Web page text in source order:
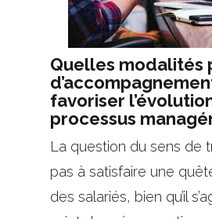
Quelles modalités
favoriser
processus
La question du sens de
pas à satisfaire une
des salariés, bien qu’il